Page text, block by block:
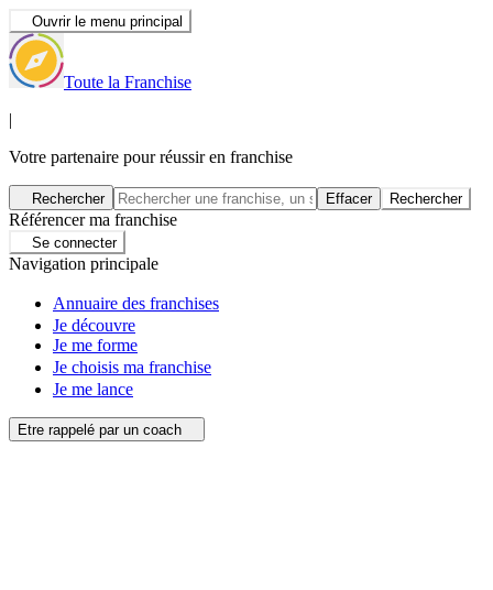
Ouvrir le menu principal
Toute la Franchise
|
Votre partenaire pour réussir en franchise
Rechercher Effacer Rechercher
Référencer ma franchise
Se connecter
Navigation principale
Annuaire des franchises
Je découvre
Je me forme
Je choisis ma franchise
Je me lance
Etre rappelé par un coach